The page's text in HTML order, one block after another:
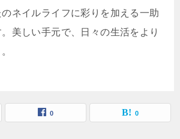
ネイルライフに彩りを加える一助
美しい手元で、日々の生活をより
0 0